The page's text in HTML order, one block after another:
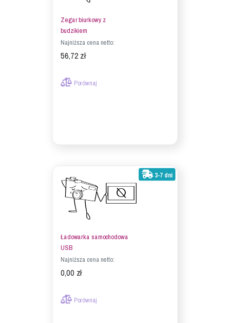
Zegar biurkowy z
budzikiem
Najniższa cena netto:
56,72 zł
Porównaj
3-7 dni
Ładowarka samochodowa
USB
Najniższa cena netto:
0,00 zł
Porównaj